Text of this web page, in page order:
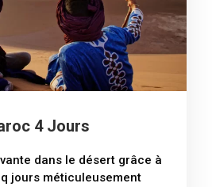
4 Jours
dans le désert grâce à
jours méticuleusement